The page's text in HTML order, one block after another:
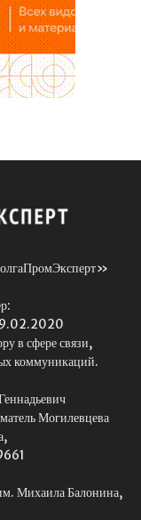
в сфере связи,
коммуникаций.
Могилевцева
Михаила Балонина,